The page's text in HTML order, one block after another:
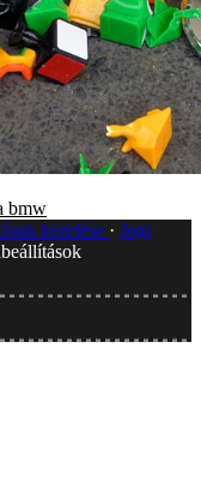
bmw
kezelése
Jogi